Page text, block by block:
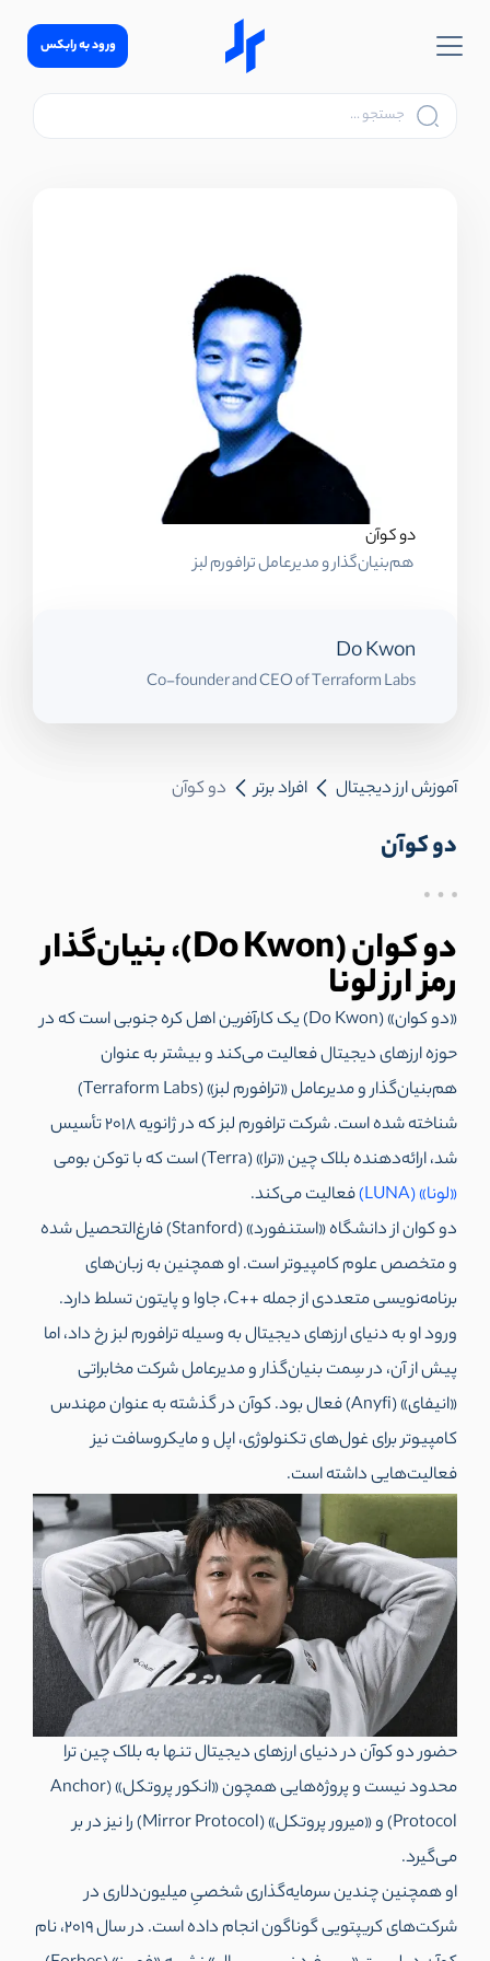
ورود به رابکس
دو کوآن
هم‌بنیان‌گذار و مدیرعامل ترافورم لبز
Do Kwon
Co-founder and CEO of Terraform Labs
آموزش ارز دیجیتال افراد برتر دو کوآن
دو کوآن
دو کوان (Do Kwon)، بنیان‌گذار
رمز ارز لونا
«دو کوان» (Do Kwon) یک کارآفرین اهل کره جنوبی است که در
حوزه ارزهای دیجیتال فعالیت می‌کند و بیشتر به عنوان
هم‌بنیان‌گذار و مدیرعامل «ترافورم لبز» (Terraform Labs)
شناخته شده است. شرکت ترافورم لبز که در ژانویه 2018 تأسیس
شد، ارائه‌دهنده بلاک چین «ترا» (Terra) است که با توکن بومی
«لونا» (LUNA)
فعالیت می‌کند.
دو کوان از دانشگاه «استنفورد» (Stanford) فارغ‌التحصیل شده
و متخصص علوم کامپیوتر است. او همچنین به زبان‌های
برنامه‌نویسی متعددی از جمله ++C، جاوا و پایتون تسلط دارد.
ورود او به دنیای ارزهای دیجیتال به وسیله ترافورم لبز رخ داد، اما
پیش از آن، در سِمت بنیان‌گذار و مدیرعامل شرکت مخابراتی
«انیفای» (Anyfi) فعال بود. کوآن در گذشته به عنوان مهندس
کامپیوتر برای غول‌های تکنولوژی، اپل و مایکروسافت نیز
فعالیت‌هایی داشته است.
حضور دو کوآن در دنیای ارزهای دیجیتال تنها به بلاک چین ترا
محدود نیست و پروژه‌هایی همچون «انکور پروتکل» (Anchor
Protocol) و «میرور پروتکل» (Mirror Protocol) را نیز در بر
می‌گیرد.
او همچنین چندین سرمایه‌گذاری شخصیِ میلیون‌دلاری در
شرکت‌های کریپتویی گوناگون انجام داده است. در سال 2019، نام